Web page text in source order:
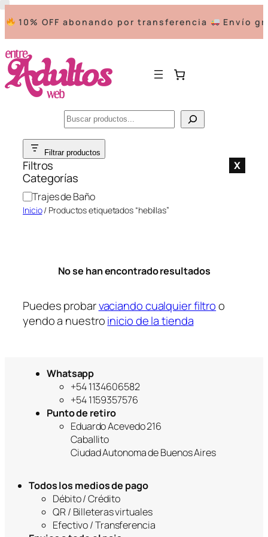
10% OFF abonando por transferencia Envío
Buscar
Saltar
contenido
Filtrar productos
Filtros X
Categorías
C
a
a
Trajes de Baño
Inicio/ Productos etiquetados “hebillas”
No se han encontrado resultados
Puedes probarvaciando cualquier filtroo
yendo a nuestroinicio de la tienda
Whatsapp
+54 1134606582
+54 1159357576
Punto de retiro
Eduardo Acevedo 216
Caballito
Ciudad Autonoma de Buenos Aires
Todos los medios de pago
Débito / Crédito
QR / Billeteras virtuales
Efectivo / Transferencia